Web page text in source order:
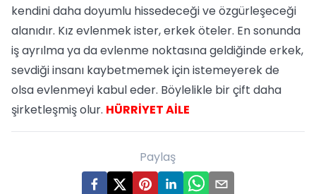
kendini daha doyumlu hissedeceği ve özgürleşeceği
alanıdır. Kız evlenmek ister, erkek öteler. En sonunda
iş ayrılma ya da evlenme noktasına geldiğinde erkek,
sevdiği insanı kaybetmemek için istemeyerek de
olsa evlenmeyi kabul eder. Böylelikle bir çift daha
şirketleşmiş olur. HÜRRİYET AİLE
Paylaş